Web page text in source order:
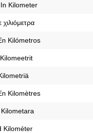
Kilometer
χιλιόμετρα
Kilómetros
Kilomètres
Kilométer